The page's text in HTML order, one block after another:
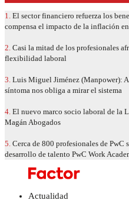
1. El sector financiero refuerza los
compensa el impacto de la inflación
2. Casi la mitad de los profesionales
flexibilidad laboral
3. Luis Miguel Jiménez (Manpower):
síntoma nos obliga a mirar el sistema
4. El nuevo marco socio laboral de la
Magán Abogados
5. Cerca de 800 profesionales de PwC
desarrollo de talento PwC Work
Actualidad